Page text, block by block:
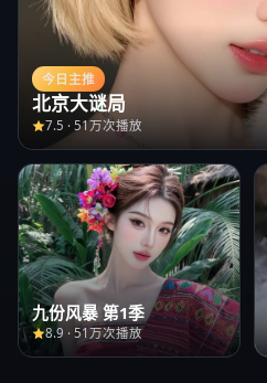
今日主推
北京大谜局
7.5 · 51万次播放
九份风暴 第1季
8.9 · 51万次播放